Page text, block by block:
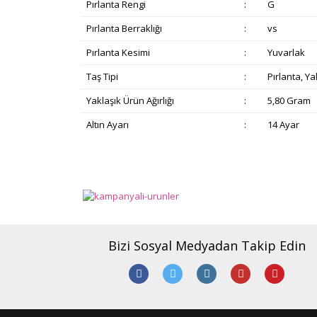
Pırlanta Rengi
:
G
Pırlanta Berraklığı
:
vs
Pırlanta Kesimi
:
Yuvarlak
Taş Tipi
:
Pırlanta,
Yaklaşık Ürün Ağırlığı
:
5,80 Gram
Altın Ayarı
: 14 Ayar
Ürün açıklamasında eksik bilgiler bulunuyor.
Ürün bilgilerinde hatalar bulunuyor.
Ürün fiyatı diğer sitelerden daha pahalı.
Bizi Sosyal Medyadan Takip Edin